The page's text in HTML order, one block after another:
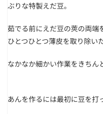
ぶりな特製えだ豆。
茹でる前にえだ豆の莢の両端
ひとつひとつ薄皮を取り除いた
なかなか細かい作業をきちん
あんを作るには最初に豆を打